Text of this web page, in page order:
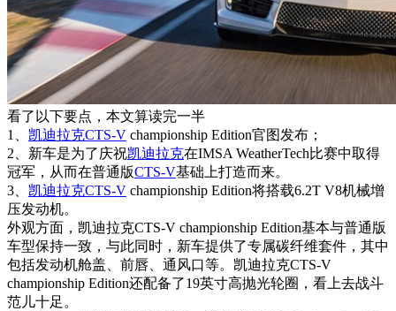
看了以下要点，本文算读完一半
1、 凯迪拉克CTS-V championship Edition官图发布；
2、新车是为了庆祝凯迪拉克在IMSA WeatherTech比赛中取得
冠军，从而在普通版CTS-V基础上打造而来。
3、 凯迪拉克CTS-V championship Edition将搭载6.2T V8机械增
压发动机。
外观方面，凯迪拉克CTS-V championship Edition基本与普通版
车型保持一致，与此同时，新车提供了专属碳纤维套件，其中
包括发动机舱盖、前唇、通风口等。凯迪拉克CTS-V
championship Edition还配备了19英寸高抛光轮圈，看上去战斗
范儿十足。